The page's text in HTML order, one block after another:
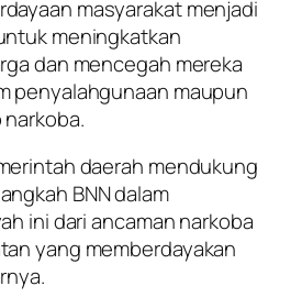
masyarakat menjadi
meningkatkan
dan mencegah mereka
penyalahgunaan maupun
daerah mendukung
BNN dalam
ini dari ancaman narkoba
yang memberdayakan